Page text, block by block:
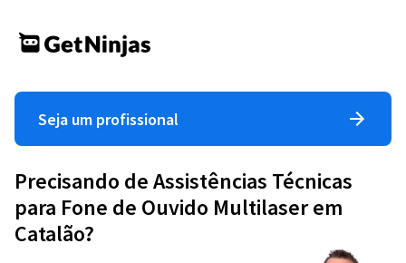
Seja um profissional
Precisando de Assistências Técnicas
para Fone de Ouvido Multilaser em
Catalão?